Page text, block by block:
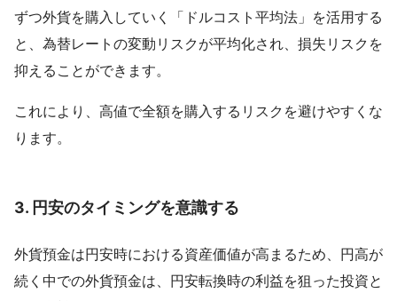
ずつ外貨を購入していく「ドルコスト平均法」を活用する
と、為替レートの変動リスクが平均化され、損失リスクを
抑えることができます。
これにより、高値で全額を購入するリスクを避けやすくな
ります。
3. 円安のタイミングを意識する
外貨預金は円安時における資産価値が高まるため、円高が
続く中での外貨預金は、円安転換時の利益を狙った投資と